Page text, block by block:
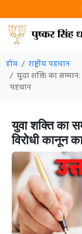
होम
राष्ट्रीय पहचान
युवा शक्ति का
पहचान
युवा शक्ति का
विरोधी कानून